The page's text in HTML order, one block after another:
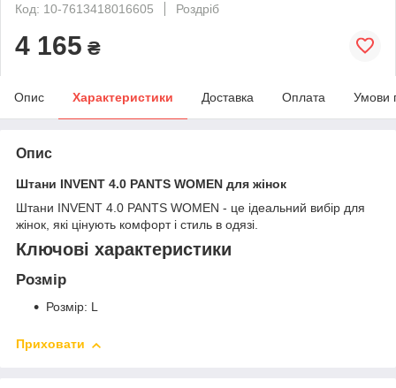
Код: 10-7613418016605
Роздріб
4 165 ₴
Опис Характеристики Доставка Оплата Умови
Опис
Штани INVENT 4.0 PANTS WOMEN для жінок
Штани INVENT 4.0 PANTS WOMEN - це ідеальний вибір для
жінок, які цінують комфорт і стиль в одязі.
Ключові характеристики
Розмір
Розмір: L
Приховати